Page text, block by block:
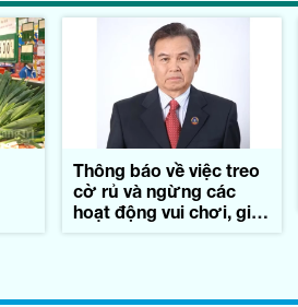
Thông báo về việc treo
cờ rủ và ngừng các
hoạt động vui chơi, giải
vi-hản, Chủ tịch Quốc